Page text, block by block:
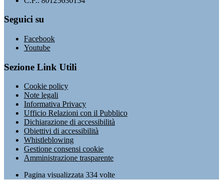
Seguici su
Facebook
Youtube
Sezione Link Utili
Cookie policy
Note legali
Informativa Privacy
Ufficio Relazioni con il Pubblico
Dichiarazione di accessibilità
Obiettivi di accessibilità
Whistleblowing
Gestione consensi cookie
Amministrazione trasparente
Pagina visualizzata 334 volte